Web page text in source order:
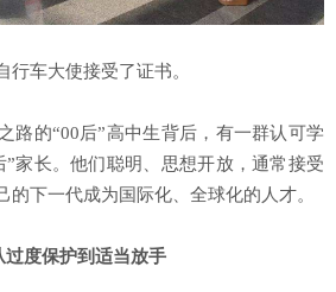
车大使接受了证书。
路的“00后”高中生背后，有一群认可学
”家长。他们聪明、思想开放，通常接受
的下一代成为国际化、全球化的人才。
度保护到适当放手